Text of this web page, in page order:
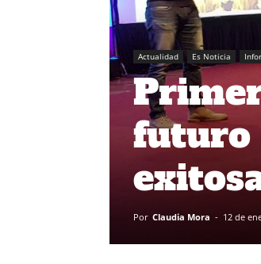
Actualidad Es Noticia
futuro
Por Claudia Mora - 12 de